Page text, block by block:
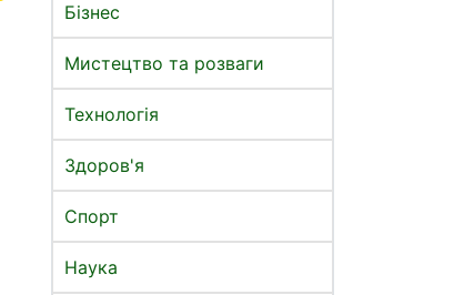
Бізнес
Мистецтво та розваги
Технологія
Здоров'я
Спорт
Наука